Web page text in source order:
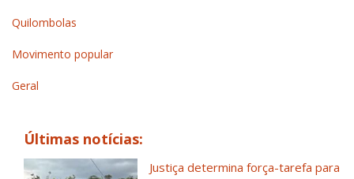
Quilombolas
Movimento popular
Geral
Últimas notícias:
Justiça determina força-tarefa para